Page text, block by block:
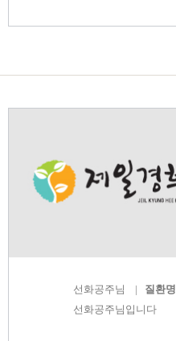
선화공주님 | 질환명
선화공주님입니다